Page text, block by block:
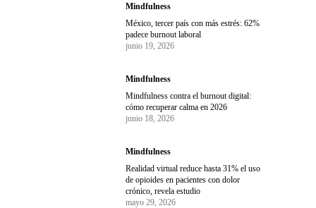
Mindfulness
México, tercer país con más estrés: 62%
padece burnout laboral
junio 19, 2026
Mindfulness
Mindfulness contra el burnout digital:
cómo recuperar calma en 2026
junio 18, 2026
Mindfulness
Realidad virtual reduce hasta 31% el uso
de opioides en pacientes con dolor
crónico, revela estudio
mayo 29, 2026